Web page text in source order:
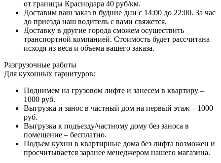
от границы Краснодара 40 руб/км.
Доставим ваш заказ в будние дни с 14:00 до 22:00. За час
до приезда наш водитель с вами свяжется.
Доставку в другие города сможем осуществить
транспортной компанией. Стоимость будет рассчитана
исходя из веса и объема вашего заказа.
Разгрузочные работы
Для кухонных гарнитуров:
Поднимем на грузовом лифте и занесем в квартиру –
1000 руб.
Выгрузка и занос в частный дом на первый этаж – 1000
руб.
Выгрузка к подъезду/частному дому без заноса в
помещение – бесплатно.
Подъем кухни в квартирные дома без лифта возможен и
просчитывается заранее менеджером нашего магазина.